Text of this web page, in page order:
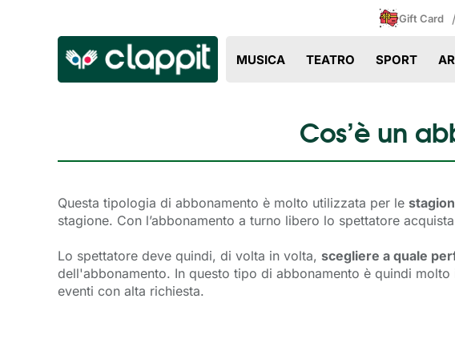
Gift Card
MUSICA TEATRO SPORT
Cos’è un
Questa tipologia di abbonamento è molto utilizzata per le
stagione. Con l’abbonamento a turno libero lo spettatore
Lo spettatore deve quindi, di volta in volta, scegliere a quale
dell'abbonamento. In questo tipo di abbonamento è quindi
eventi con alta richiesta.